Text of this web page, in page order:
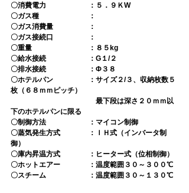
〇消費電力　　　　　　：５．９ＫW
〇ガス種　　　　　　　：
〇ガス消費量　　　　　：
〇ガス接続口　　　　　：
〇重量　　　　　　　　：８５kg
〇給水接続　　　　　　：G１/２
〇排水接続　　　　　　：Φ３８
〇ホテルパン　　　　　：サイズ２/３、収納枚数５
枚（６８ｍｍピッチ）
最下段は深さ２０ｍｍ以
下のホテルパンに限る
〇制御方法　　　　　　：マイコン制御
〇蒸気発生方式　　　　：ＩＨ式（インバータ制
御）
〇庫内昇温方式　　　　：ヒーター式（位相制御）
〇ホットエアー　　　　：温度範囲３０～３００℃
〇スチーム　　　　　　：温度範囲３０～１３０℃